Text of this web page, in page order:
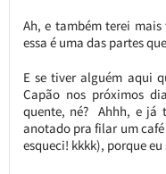
Ah, e também terei
essa é uma das partes
E se tiver alguém aqui
Capão nos próximos
quente, né? Ahhh, e já
anotado pra filar um
esqueci! kkkk), porque eu